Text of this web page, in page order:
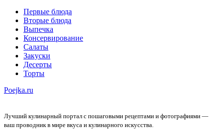
Первые блюда
Вторые блюда
Выпечка
Консервирование
Салаты
Закуски
Десерты
Торты
Poejka.ru
Лучший кулинарный портал с пошаговыми рецептами и фотографиями —
ваш проводник в мире вкуса и кулинарного искусства.